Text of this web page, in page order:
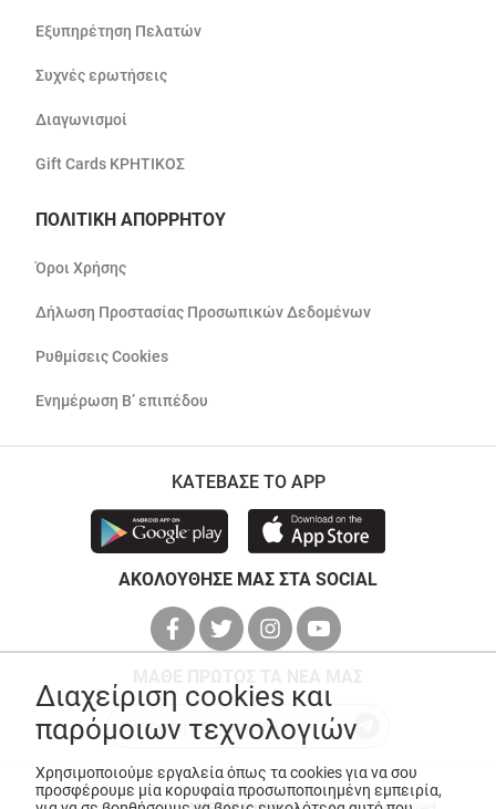
Εξυπηρέτηση Πελατών
Συχνές ερωτήσεις
Διαγωνισμοί
Gift Cards ΚΡΗΤΙΚΟΣ
ΠΟΛΙΤΙΚΗ ΑΠΟΡΡΗΤΟΥ
Όροι Χρήσης
Δήλωση Προστασίας Προσωπικών Δεδομένων
Ρυθμίσεις Cookies
Ενημέρωση Β’ επιπέδου
ΚΑΤΕΒΑΣΕ ΤΟ APP
ΑΚΟΛΟΥΘΗΣΕ ΜΑΣ ΣΤΑ SOCIAL
Διαχείριση cookies και
παρόμοιων τεχνολογιών
Χρησιμοποιούμε εργαλεία όπως τα cookies για να σου
προσφέρουμε μία κορυφαία προσωποποιημένη εμπειρία,